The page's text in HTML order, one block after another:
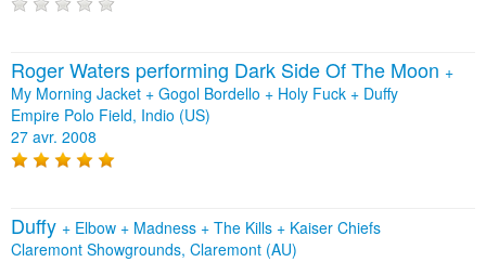
Roger Waters performing Dark Side Of The Moon +
My Morning Jacket + Gogol Bordello + Holy Fuck + Duffy
Empire Polo Field, Indio (US)
27 avr. 2008
Duffy + Elbow + Madness + The Kills + Kaiser Chiefs
Claremont Showgrounds, Claremont (AU)